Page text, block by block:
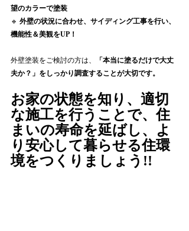
望のカラーで塗装
🔹 外壁の状況に合わせ、サイディング工事を行い、
機能性＆美観をUP！
外壁塗装をご検討の方は、
「本当に塗るだけで大丈
夫か？」をしっかり調査することが大切です。
お家の状態を知り、適切
な施工を行うことで、住
まいの寿命を延ばし、よ
り安心して暮らせる住環
境をつくりましょう!!